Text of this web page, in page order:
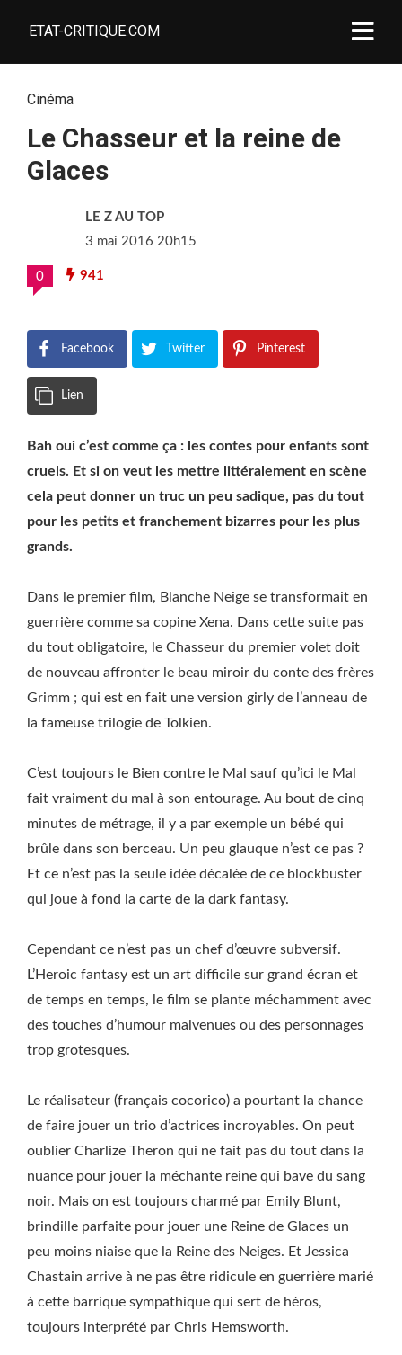
ETAT-CRITIQUE.COM
Cinéma
Le Chasseur et la reine de
Glaces
LE Z AU TOP
3 mai 2016 20h15
0 941
Facebook Twitter Pinterest
Lien
Bah oui c’est comme ça : les contes pour enfants sont
cruels. Et si on veut les mettre littéralement en scène
cela peut donner un truc un peu sadique, pas du tout
pour les petits et franchement bizarres pour les plus
grands.
Dans le premier film, Blanche Neige se transformait en
guerrière comme sa copine Xena. Dans cette suite pas
du tout obligatoire, le Chasseur du premier volet doit
de nouveau affronter le beau miroir du conte des frères
Grimm ; qui est en fait une version girly de l’anneau de
la fameuse trilogie de Tolkien.
C’est toujours le Bien contre le Mal sauf qu’ici le Mal
fait vraiment du mal à son entourage. Au bout de cinq
minutes de métrage, il y a par exemple un bébé qui
brûle dans son berceau. Un peu glauque n’est ce pas ?
Et ce n’est pas la seule idée décalée de ce blockbuster
qui joue à fond la carte de la dark fantasy.
Cependant ce n’est pas un chef d’œuvre subversif.
L’Heroic fantasy est un art difficile sur grand écran et
de temps en temps, le film se plante méchamment avec
des touches d’humour malvenues ou des personnages
trop grotesques.
Le réalisateur (français cocorico) a pourtant la chance
de faire jouer un trio d’actrices incroyables. On peut
oublier Charlize Theron qui ne fait pas du tout dans la
nuance pour jouer la méchante reine qui bave du sang
noir. Mais on est toujours charmé par Emily Blunt,
brindille parfaite pour jouer une Reine de Glaces un
peu moins niaise que la Reine des Neiges. Et Jessica
Chastain arrive à ne pas être ridicule en guerrière marié
à cette barrique sympathique qui sert de héros,
toujours interprété par Chris Hemsworth.